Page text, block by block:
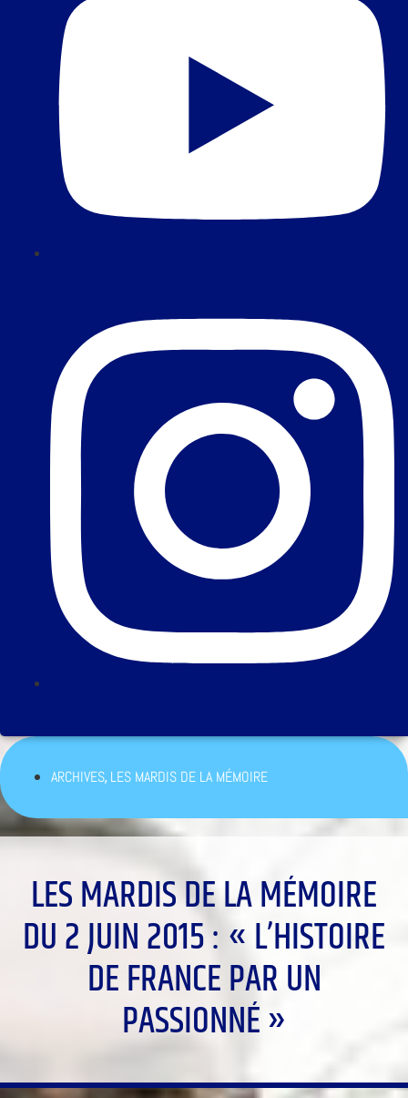
ARCHIVES,LES MARDIS DE LA MÉMOIRE
LES MARDIS DE LA MÉMOIRE
DU 2 JUIN 2015 : « L’HISTOIRE
DE FRANCE PAR UN
PASSIONNÉ »